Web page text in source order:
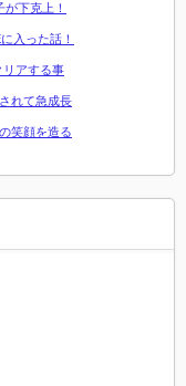
下克上！
入った話！
リアする事
れて急成長
笑顔を造る